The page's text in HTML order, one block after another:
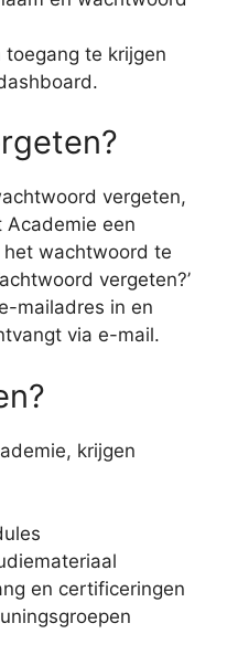
toegang te krijgen
vergeten,
een
wachtwoord te
vergeten?’
mailadres in en
via e-mail.
krijgen
en certificeringen